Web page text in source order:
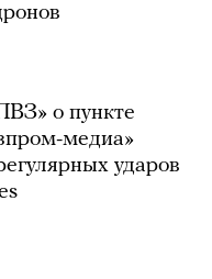
о пункте
медиа»
ударов